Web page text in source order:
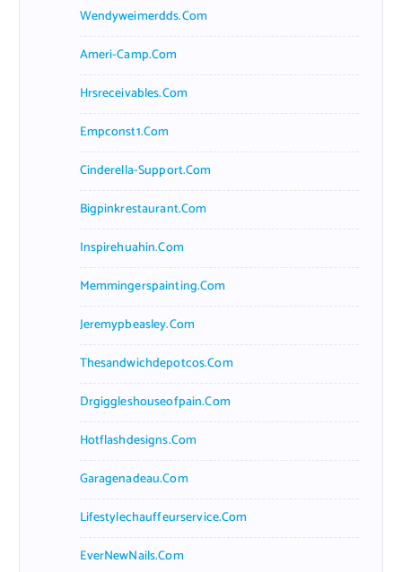
Wendyweimerdds.com
Ameri-Camp.com
Hrsreceivables.com
Empconst1.com
Cinderella-Support.com
Bigpinkrestaurant.com
Inspirehuahin.com
Memmingerspainting.com
Jeremypbeasley.com
Thesandwichdepotcos.com
Drgiggleshouseofpain.com
Hotflashdesigns.com
Garagenadeau.com
Lifestylechauffeurservice.com
EverNewNails.com